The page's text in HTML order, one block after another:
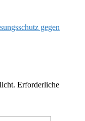
gegen
Erforderliche